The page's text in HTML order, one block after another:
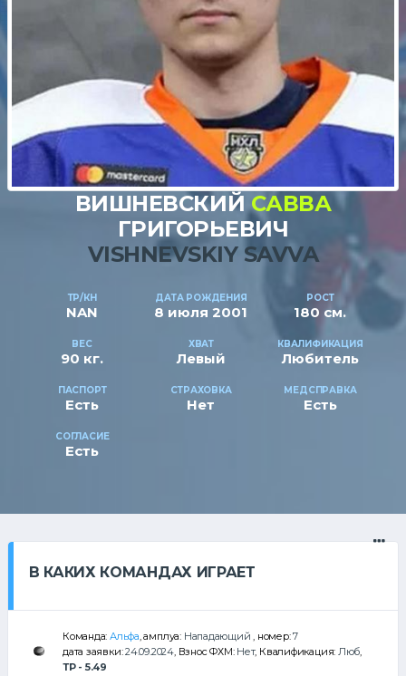
ВИШНЕВСКИЙСАВВА
ГРИГОРЬЕВИЧ
VISHNEVSKIY SAVVA
ТР/КН
NAN
ДАТА РОЖДЕНИЯ
8 июля 2001
РОСТ
180 см.
ВЕС
90 кг.
ХВАТ
Левый
КВАЛИФИКАЦИЯ
Любитель
ПАСПОРТ
Есть
СТРАХОВКА
Нет
МЕДСПРАВКА
Есть
СОГЛАСИЕ
Есть
В КАКИХ КОМАНДАХ ИГРАЕТ
Команда:Альфа, амплуа: Нападающий , номер:7
дата заявки:24.09.2024, Взнос ФХМ: Нет, Квалификация: Люб,
ТР - 5.49